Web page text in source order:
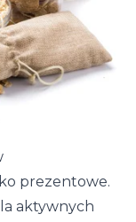
prezentowe.
aktywnych